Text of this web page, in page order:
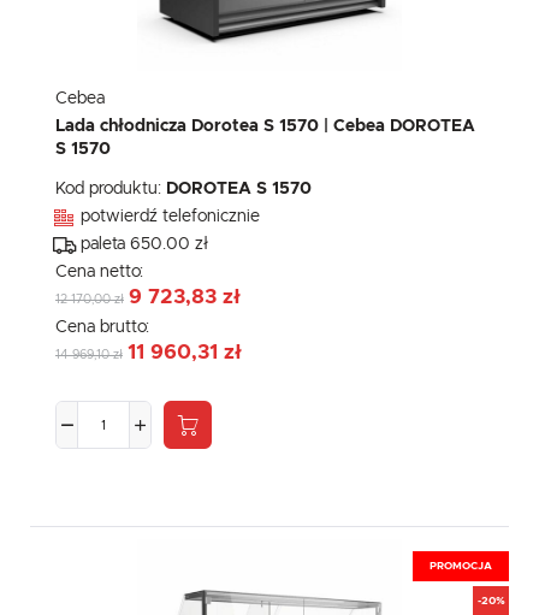
Cebea
Lada chłodnicza Dorotea S 1570 | Cebea DOROTEA
S 1570
Kod produktu: DOROTEA S 1570
potwierdź telefonicznie
paleta 650.00 zł
Cena netto:
12 170,00 zł 9 723,83 zł
Cena brutto:
14 969,10 zł 11 960,31 zł
PROMOCJA
-20%